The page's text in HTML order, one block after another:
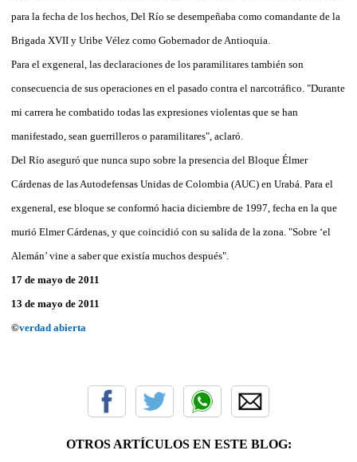
para la fecha de los hechos, Del Río se desempeñaba como comandante de la
Brigada XVII y Uribe Vélez como Gobernador de Antioquia.
Para el exgeneral, las declaraciones de los paramilitares también son
consecuencia de sus operaciones en el pasado contra el narcotráfico. "Durante
mi carrera he combatido todas las expresiones violentas que se han
manifestado, sean guerrilleros o paramilitares", aclaró.
Del Río aseguró que nunca supo sobre la presencia del Bloque Élmer
Cárdenas de las Autodefensas Unidas de Colombia (AUC) en Urabá. Para el
exgeneral, ese bloque se conformó hacia diciembre de 1997, fecha en la que
murió Elmer Cárdenas, y que coincidió con su salida de la zona. "Sobre ‘el
Alemán’ vine a saber que existía muchos después".
17 de mayo de 2011
13 de mayo de 2011
©verdad abierta
OTROS ARTÍCULOS EN ESTE BLOG: